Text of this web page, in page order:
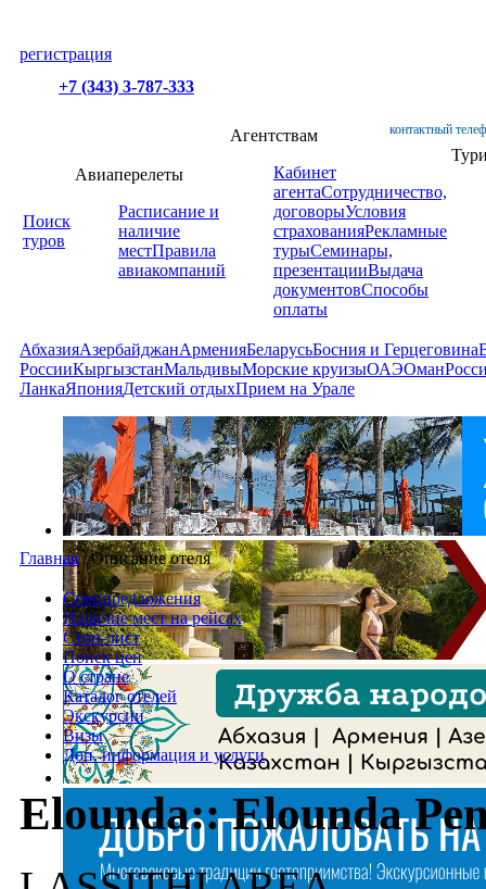
регистрация
+7 (343) 3-787-333
контактный
Поиск
туров
Авиаперелеты
Расписание и
наличие
местПравила
авиакомпаний
Агентствам
Кабинет
агентаСотрудничество,
договорыУсловия
страхованияРекламные
турыСеминары,
презентацииВыдача
документовСпособы
оплаты
АбхазияАзербайджанАрменияБеларусьБосния и Герцеговина
РоссииКыргызстанМальдивыМорские круизыОАЭОман
ЛанкаЯпонияДетский отдыхПрием на Урале
Главная /Описание отеля
Спецпредложения
Наличие мест на рейсах
Стоп-лист
Поиск цен
О стране
Каталог отелей
Экскурсии
Визы
Доп. информация и услуги
Elounda:: Elounda